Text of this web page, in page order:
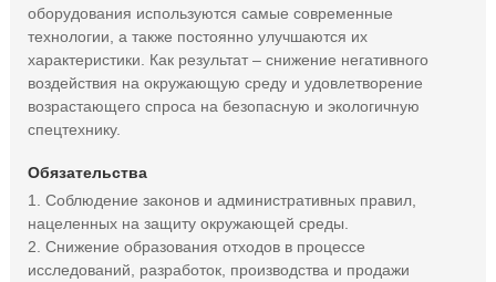
оборудования используются самые современные
технологии, а также постоянно улучшаются их
характеристики. Как результат – снижение негативного
воздействия на окружающую среду и удовлетворение
возрастающего спроса на безопасную и экологичную
спецтехнику.
Обязательства
1. Соблюдение законов и административных правил,
нацеленных на защиту окружающей среды.
2. Снижение образования отходов в процессе
исследований, разработок, производства и продажи